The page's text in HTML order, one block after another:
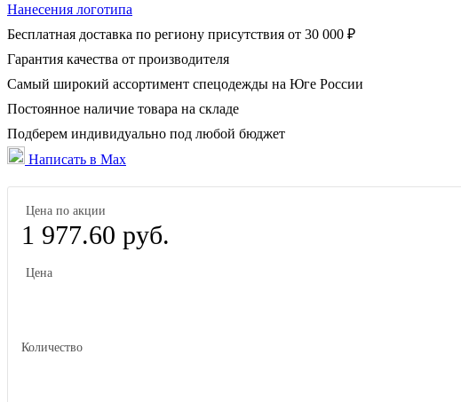
Нанесения логотипа
Бесплатная доставка по региону присутствия от 30 000 ₽
Гарантия качества от производителя
Самый широкий ассортимент спецодежды на Юге России
Постоянное наличие товара на складе
Подберем индивидуально под любой бюджет
Написать в Max
Цена по акции
1 977.60 руб.
Цена
Количество